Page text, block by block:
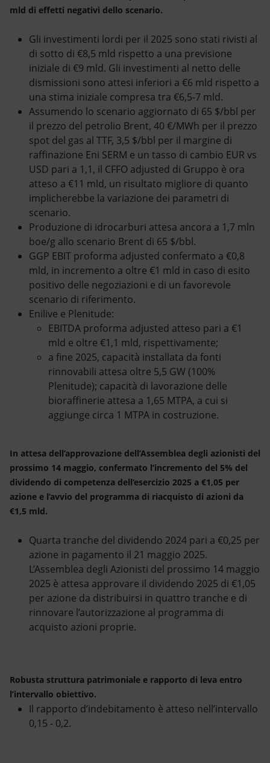
mld di effetti negativi dello scenario.
Gli investimenti lordi per il 2025 sono stati rivisti al
di sotto di €8,5 mld rispetto a una previsione
iniziale di €9 mld. Gli investimenti al netto delle
dismissioni sono attesi inferiori a €6 mld rispetto a
una stima iniziale compresa tra €6,5-7 mld.
Assumendo lo scenario aggiornato di 65 $/bbl per
il prezzo del petrolio Brent, 40 €/MWh per il prezzo
spot del gas al TTF, 3,5 $/bbl per il margine di
raffinazione Eni SERM e un tasso di cambio EUR vs
USD pari a 1,1, il CFFO adjusted di Gruppo è ora
atteso a €11 mld, un risultato migliore di quanto
implicherebbe la variazione dei parametri di
scenario.
Produzione di idrocarburi attesa ancora a 1,7 mln
boe/g allo scenario Brent di 65 $/bbl.
GGP EBIT proforma adjusted confermato a €0,8
mld, in incremento a oltre €1 mld in caso di esito
positivo delle negoziazioni e di un favorevole
scenario di riferimento.
Enilive e Plenitude:
EBITDA proforma adjusted atteso pari a €1
mld e oltre €1,1 mld, rispettivamente;
a fine 2025, capacità installata da fonti
rinnovabili attesa oltre 5,5 GW (100%
Plenitude); capacità di lavorazione delle
bioraffinerie attesa a 1,65 MTPA, a cui si
aggiunge circa 1 MTPA in costruzione.
In attesa dell’approvazione dell’Assemblea degli azionisti del
prossimo 14 maggio, confermato l’incremento del 5% del
dividendo di competenza dell’esercizio 2025 a €1,05 per
azione e l’avvio del programma di riacquisto di azioni da
€1,5 mld.
Quarta tranche del dividendo 2024 pari a €0,25 per
azione in pagamento il 21 maggio 2025.
L’Assemblea degli Azionisti del prossimo 14 maggio
2025 è attesa approvare il dividendo 2025 di €1,05
per azione da distribuirsi in quattro tranche e di
rinnovare l’autorizzazione al programma di
acquisto azioni proprie.
Robusta struttura patrimoniale e rapporto di leva entro
l’intervallo obiettivo.
Il rapporto d’indebitamento è atteso nell’intervallo
0,15 - 0,2.